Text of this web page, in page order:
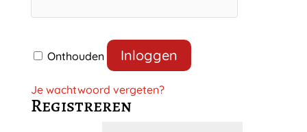
Onthouden Inloggen
Je wachtwoord vergeten?
Registreren